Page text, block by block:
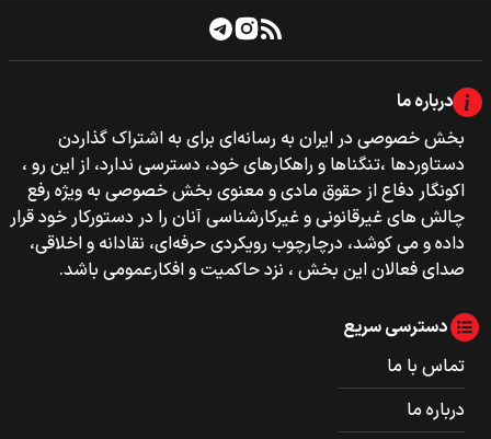
درباره ما
بخش خصوصی‌‌ در ایران به رسانه‌ای برای به اشتراک گذاردن
دستاوردها ،تنگناها و راهکارهای خود، دسترسی ندارد، از این رو ،
اکونگار دفاع از حقوق مادی و معنوی بخش خصوصی به ویژه رفع
چالش های غیرقانونی و غیرکارشناسی آنان را در دستورکار خود قرار
داده و می کوشد، درچارچوب رویکردی حرفه‌ای، نقادانه و اخلاقی،
صدای فعالان این بخش ، نزد حاکمیت و افکارعمومی باشد.
دسترسی سریع
تماس با ما
درباره ما